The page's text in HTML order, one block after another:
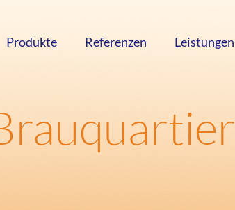
Produkte Referenzen Leistungen